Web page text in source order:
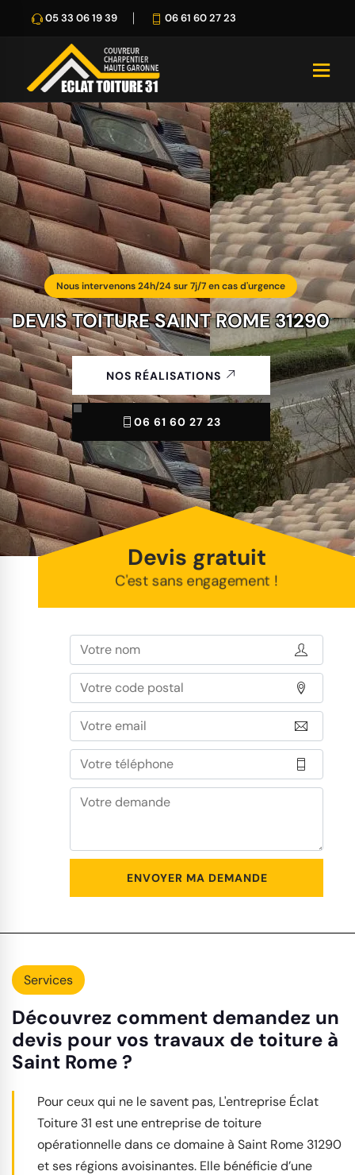
05 33 06 19 39 06 61 60 27 23
Nous intervenons 24h/24 sur 7j/7 en cas d'urgence
DEVIS TOITURE SAINT ROME 31290
NOS RÉALISATIONS
06 61 60 27 23
Devis gratuit
C'est sans engagement !
Services
Découvrez comment demandez un
devis pour vos travaux de toiture à
Saint Rome ?
Pour ceux qui ne le savent pas, L'entreprise Éclat
Toiture 31 est une entreprise de toiture
opérationnelle dans ce domaine à Saint Rome 31290
et ses régions avoisinantes. Elle bénéficie d’une